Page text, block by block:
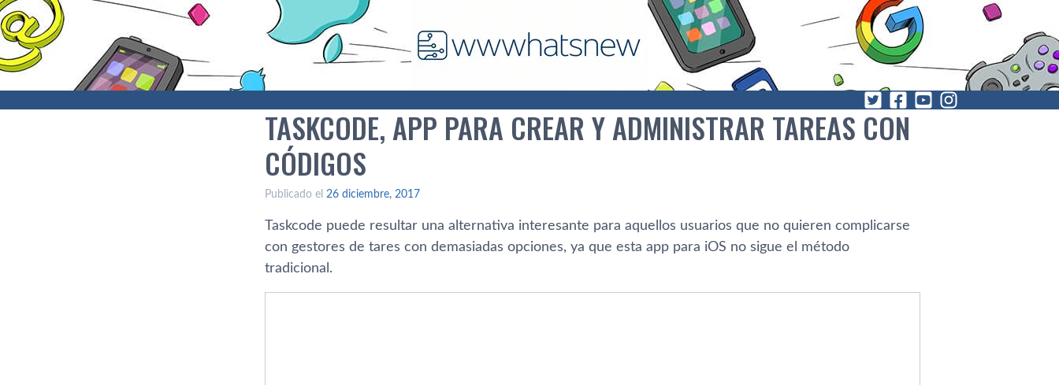
TASKCODE, APP PARA CREAR Y ADMINISTRAR TAREAS CON
CÓDIGOS
Publicado el 26 diciembre, 2017
Taskcode puede resultar una alternativa interesante para aquellos usuarios que no quieren complicarse
con gestores de tares con demasiadas opciones, ya que esta app para iOS no sigue el método
tradicional.